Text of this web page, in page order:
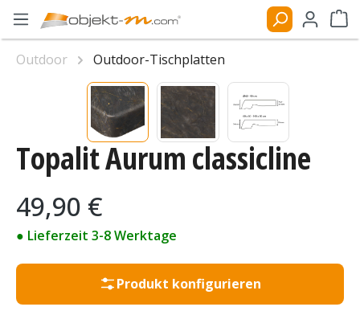
Zum Hauptinhalt springen
Topalit Aurum classicline
Regulärer Preis:
49,90 €
● Lieferzeit 3-8 Werktage
Produkt konfigurieren
Outdoor
Outdoor-Tischplatten
Bildergalerie überspringen